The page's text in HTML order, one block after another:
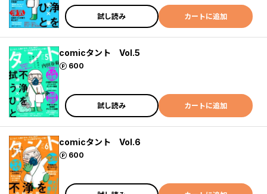
試し読み カートに追加
comicタント Vol.5
600
ポイント
試し読み カートに追加
comicタント Vol.6
600
ポイント